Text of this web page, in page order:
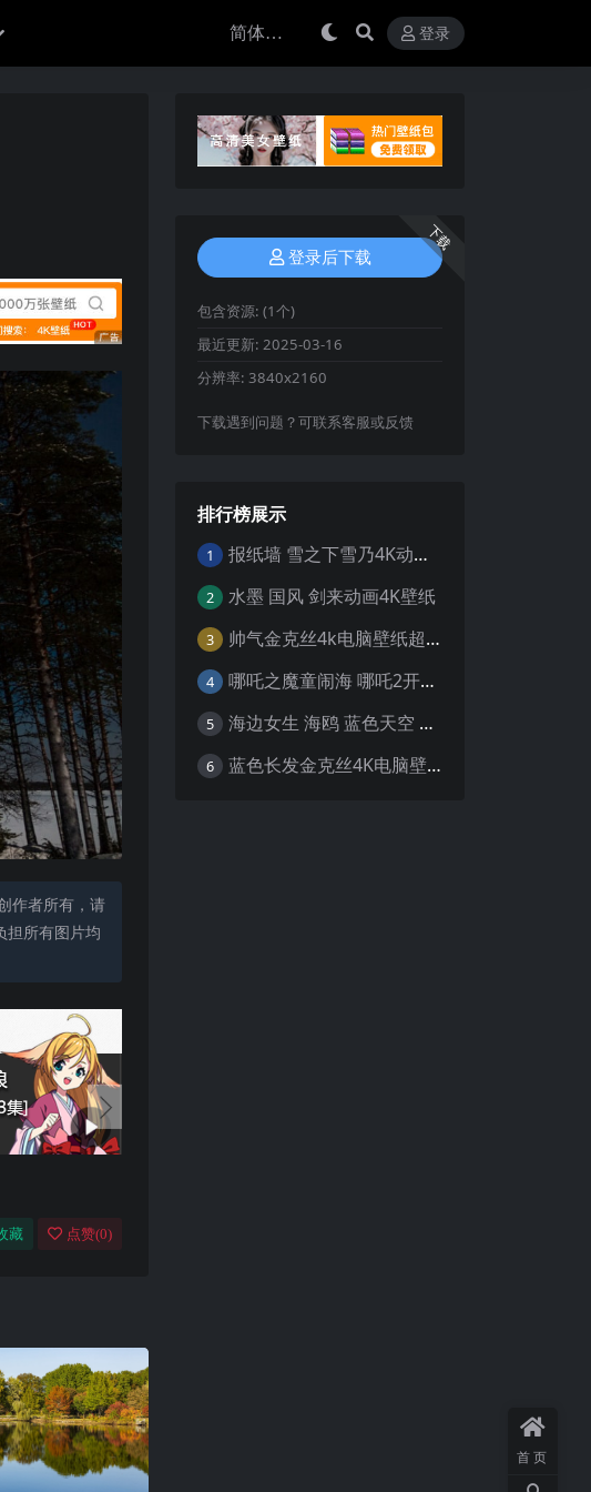
登录
作者所有，请
担所有图片均
藏 点赞(0)
下载
登录后下载
包含资源: (1个)
最近更新: 2025-03-16
分辨率: 3840x2160
下载遇到问题？可联系客服或反馈
排行榜展示
1 报纸墙 雪之下雪乃4K动漫壁纸
2 水墨 国风 剑来动画4K壁纸
3 帅气金克丝4k电脑壁纸超清
4 哪吒之魔童闹海 哪吒2开场4K壁纸
5 海边女生 海鸥 蓝色天空 4K壁纸
6 蓝色长发金克丝4K电脑壁纸
首页